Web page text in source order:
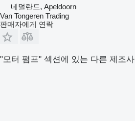
네덜란드, Apeldoorn
Van Tongeren Trading
판매자에게 연락
"모터 펌프" 섹션에 있는 다른 제조사